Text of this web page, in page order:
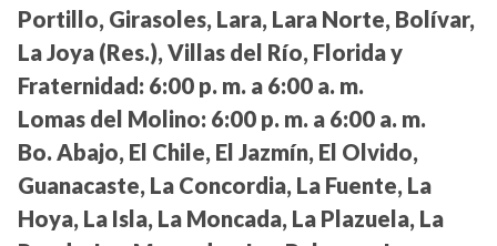
Portillo, Girasoles, Lara, Lara Norte, Bolívar,
La Joya (Res.), Villas del Río, Florida y
Fraternidad: 6:00 p. m. a 6:00 a. m.
Lomas del Molino: 6:00 p. m. a 6:00 a. m.
Bo. Abajo, El Chile, El Jazmín, El Olvido,
Guanacaste, La Concordia, La Fuente, La
Hoya, La Isla, La Moncada, La Plazuela, La